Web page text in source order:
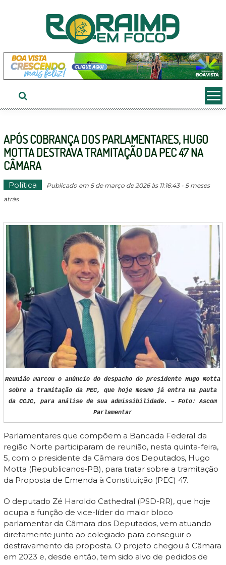
APÓS COBRANÇA DOS PARLAMENTARES, HUGO
MOTTA DESTRAVA TRAMITAÇÃO DA PEC 47 NA
CÂMARA
Política
Publicado em 5 de março de 2026 às 11:16:43 - 5 meses
atrás
Reunião marcou o anúncio do despacho do presidente Hugo Motta
sobre a tramitação da PEC, que hoje mesmo já entra na pauta
da CCJC, para análise de sua admissibilidade. – Foto: Ascom
Parlamentar
Parlamentares que compõem a Bancada Federal da
região Norte participaram de reunião, nesta quinta-feira,
5, com o presidente da Câmara dos Deputados, Hugo
Motta (Republicanos-PB), para tratar sobre a tramitação
da Proposta de Emenda à Constituição (PEC) 47.
O deputado Zé Haroldo Cathedral (PSD-RR), que hoje
ocupa a função de vice-líder do maior bloco
parlamentar da Câmara dos Deputados, vem atuando
diretamente junto ao colegiado para conseguir o
destravamento da proposta. O projeto chegou à Câmara
em 2023 e, desde então, tem sido alvo de pedidos de